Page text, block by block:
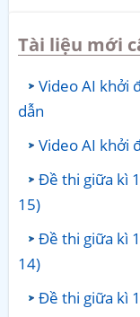
Tài liệu mới
Video AI khởi
dẫn
Video AI khởi
Đề thi giữa kì
15)
Đề thi giữa kì
14)
Đề thi giữa kì